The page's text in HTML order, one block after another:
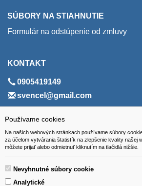
Používame cookies
Na našich webových stránkach používame súbory
za účelom vytvárania štatistík na zlepšenie kvality našej
môžete prijať alebo odmietnuť kliknutím na tlačidlá nižšie.
Nevyhnutné súbory cookie
Analytické
SÚBORY NA STIAHNUTIE
Formulár na odstúpenie od zmluvy
KONTAKT
0905419149
svencel@gmail.com
ADRESA
VEST - tech s.r.o.
Hviezdoslavova 280/6, 965 01 Žiar nad
Slovakia (Slovak Republic)